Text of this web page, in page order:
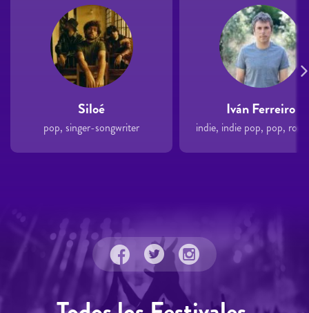
Siloé
pop, singer-songwriter
Iván Ferreiro